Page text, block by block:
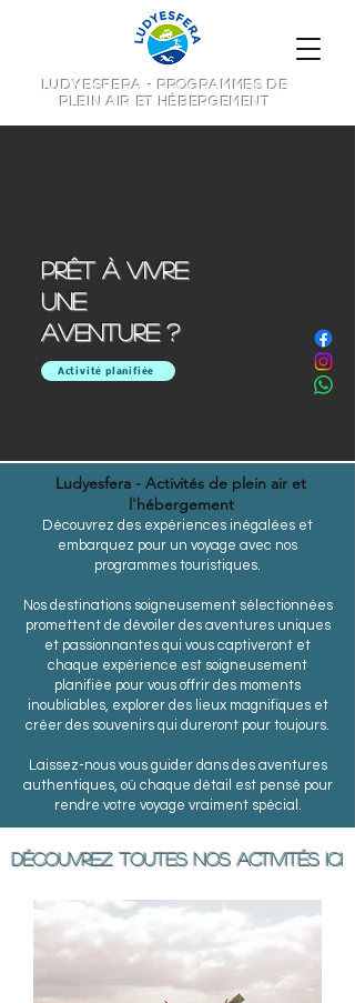
LUDYESFERA - PROGRAMMES DE
PLEIN AIR ET HÉBERGEMENT
Prêt à vivre
une
aventure ?
Activité planifiée
Ludyesfera - Activités de plein air et
l'hébergement
Découvrez des expériences inégalées et
embarquez pour un voyage avec nos
programmes touristiques.
Nos destinations soigneusement sélectionnées
promettent de dévoiler des aventures uniques
et passionnantes qui vous captiveront et
chaque expérience est soigneusement
planifiée pour vous offrir des moments
inoubliables, explorer des lieux magnifiques et
créer des souvenirs qui dureront pour toujours.
Laissez-nous vous guider dans des aventures
authentiques, où chaque détail est pensé pour
rendre votre voyage vraiment spécial.
DÉCOUVREZ TOUTES NOS ACTIVITÉS ICI